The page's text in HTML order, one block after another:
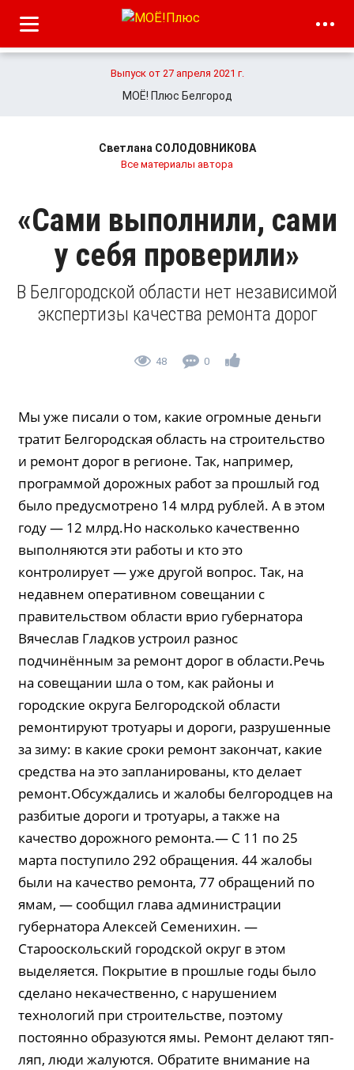
Выпуск от 27 апреля 2021 г.
МОЁ! Плюс Белгород
Светлана СОЛОДОВНИКОВА
Все материалы автора
«Сами выполнили, сами
у себя проверили»
В Белгородской области нет независимой
экспертизы качества ремонта дорог
48 0
Мы уже писали о том, какие огромные деньги
тратит Белгородская область на строительство
и ремонт дорог в регионе. Так, например,
программой дорожных работ за прошлый год
было предусмотрено 14 млрд рублей. А в этом
году — 12 млрд.Но насколько качественно
выполняются эти работы и кто это
контролирует — уже другой вопрос. Так, на
недавнем оперативном совещании с
правительством области врио губернатора
Вячеслав Гладков устроил разнос
подчинённым за ремонт дорог в области.Речь
на совещании шла о том, как районы и
городские округа Белгородской области
ремонтируют тротуары и дороги, разрушенные
за зиму: в какие сроки ремонт закончат, какие
средства на это запланированы, кто делает
ремонт.Обсуждались и жалобы белгородцев на
разбитые дороги и тротуары, а также на
качество дорожного ремонта.— С 11 по 25
марта поступило 292 обращения. 44 жалобы
были на качество ремонта, 77 обращений по
ямам, — сообщил глава администрации
губернатора Алексей Семенихин. —
Старооскольский городской округ в этом
выделяется. Покрытие в прошлые годы было
сделано некачественно, с нарушением
технологий при строительстве, поэтому
постоянно образуются ямы. Ремонт делают тяп-
ляп, люди жалуются. Обратите внимание на